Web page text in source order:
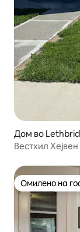
Дом во
Вестхил
Омилено на
Омилено на